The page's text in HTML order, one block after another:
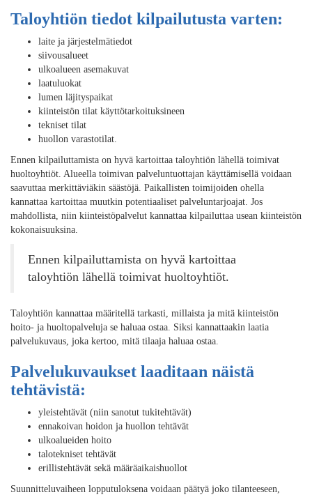
Taloyhtiön tiedot kilpailutusta varten:
laite ja järjestelmätiedot
siivousalueet
ulkoalueen asemakuvat
laatuluokat
lumen läjityspaikat
kiinteistön tilat käyttötarkoituksineen
tekniset tilat
huollon varastotilat.
Ennen kilpailuttamista on hyvä kartoittaa taloyhtiön lähellä toimivat
huoltoyhtiöt. Alueella toimivan palveluntuottajan käyttämisellä voidaan
saavuttaa merkittäviäkin säästöjä. Paikallisten toimijoiden ohella
kannattaa kartoittaa muutkin potentiaaliset palveluntarjoajat. Jos
mahdollista, niin kiinteistöpalvelut kannattaa kilpailuttaa usean kiinteistön
kokonaisuuksina.
Ennen kilpailuttamista on hyvä kartoittaa
taloyhtiön lähellä toimivat huoltoyhtiöt.
Taloyhtiön kannattaa määritellä tarkasti, millaista ja mitä kiinteistön
hoito- ja huoltopalveluja se haluaa ostaa. Siksi kannattaakin laatia
palvelukuvaus, joka kertoo, mitä tilaaja haluaa ostaa.
Palvelukuvaukset laaditaan näistä
tehtävistä:
yleistehtävät (niin sanotut tukitehtävät)
ennakoivan hoidon ja huollon tehtävät
ulkoalueiden hoito
talotekniset tehtävät
erillistehtävät sekä määräaikaishuollot
Suunnitteluvaiheen lopputuloksena voidaan päätyä joko tilanteeseen,